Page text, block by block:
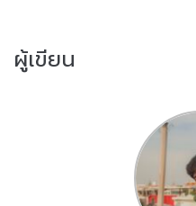
ผู้เขียน